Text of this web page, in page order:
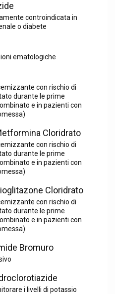
controindicata in
o diabete
ematologiche
con rischio di
durante le prime
e in pazienti con
Cloridrato
con rischio di
durante le prime
e in pazienti con
Cloridrato
con rischio di
durante le prime
e in pazienti con
Bromuro
i livelli di potassio